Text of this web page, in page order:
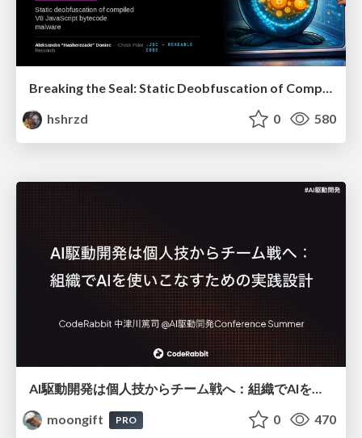
Breaking the Seal: Static Deobfuscation of Compiled V8 JavaScript Bytecode Malware
hshrzd
0 580
AI駆動開発は個人技からチーム戦へ：組織でAIを使いこなすための実践設計
moongift
PRO 0 470